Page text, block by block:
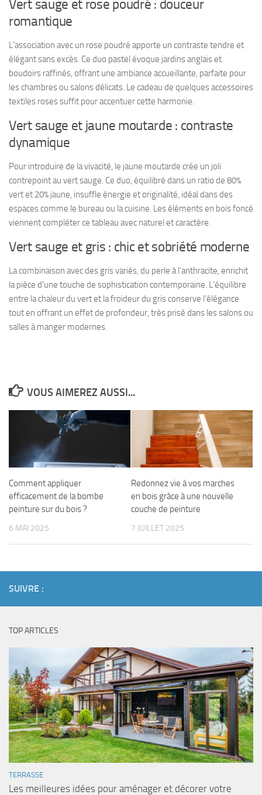
Vert sauge et rose poudré : douceur
romantique
L’association avec un rose poudré apporte un contraste tendre et
élégant sans excès. Ce duo pastel évoque jardins anglais et
boudoirs raffinés, offrant une ambiance accueillante, parfaite pour
les chambres ou salons délicats. Le cadeau de quelques accessoires
textiles roses suffit pour accentuer cette harmonie.
Vert sauge et jaune moutarde : contraste
dynamique
Pour introduire de la vivacité, le jaune moutarde crée un joli
contrepoint au vert sauge. Ce duo, équilibré dans un ratio de 80%
vert et 20% jaune, insuffle énergie et originalité, idéal dans des
espaces comme le bureau ou la cuisine. Les éléments en bois foncé
viennent compléter ce tableau avec naturel et caractère.
Vert sauge et gris : chic et sobriété moderne
La combinaison avec des gris variés, du perle à l’anthracite, enrichit
la pièce d’une touche de sophistication contemporaine. L’équilibre
entre la chaleur du vert et la froideur du gris conserve l’élégance
tout en offrant un effet de profondeur, très prisé dans les salons ou
salles à manger modernes.
VOUS AIMEREZ AUSSI...
Comment appliquer
efficacement de la bombe
peinture sur du bois ?
6 MAI 2025
Redonnez vie à vos marches
en bois grâce à une nouvelle
couche de peinture
7 JUILLET 2025
SUIVRE :
TOP ARTICLES
TERRASSE
Les meilleures idées pour aménager et décorer votre